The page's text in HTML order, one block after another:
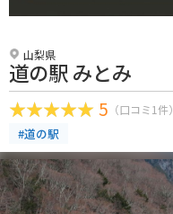
山梨県
道の駅 みとみ
5 （口コミ1件）
#道の駅